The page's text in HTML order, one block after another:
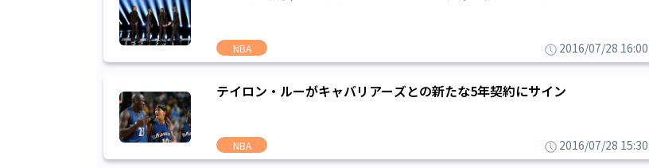
NBA 2016/07/28 16:00
テイロン・ルーがキャバリアーズとの新たな5年契約にサイン
NBA 2016/07/28 15:30